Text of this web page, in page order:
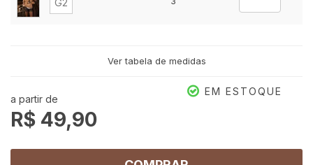
G2
Ver tabela de medidas
a partir de
R$ 49,90
EM ESTOQUE